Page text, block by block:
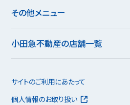
その他メニュー
小田急不動産の店舗一覧
サイトのご利用にあたって
個人情報のお取り扱い